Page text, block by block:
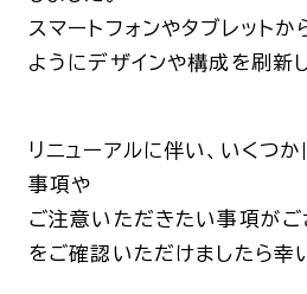
循環器内科
腎臓内科・泌尿器
耳鼻咽喉科
心療内科
スマートフォンやタブレット
ようにデザインや構成を刷新
リニューアルに伴い、いくつ
事項や
ご注意いただきたい事項がご
をご確認いただけましたら幸